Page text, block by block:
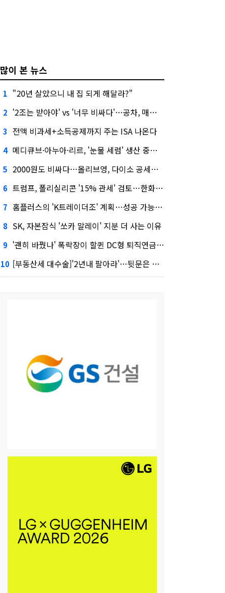
많이 본 뉴스
1 "20년 살았으니 내 집 되게 해달라?"
2 '2조는 받아야' vs '너무 비싸다'…공차, 매각 성공할까
3 전액 비과세+소득공제까지 주는 ISA 나온다
4 메디큐브·아누아·리르, '눈물 세럼' 생산 중단한다
5 2000원도 비싸다…올리브영, 다이소 공세에 '가성비'로 맞불
6 트럼프, 폴리실리콘 '15% 관세' 검토…한화큐셀·OCI 영향은?
7 홈플러스의 'K트레이더조' 계획…성공 가능성은 '글쎄'
8 SK, 자본잠식 '쏘카 말레이' 지분 더 사는 이유
9 '괜히 바꿨나' 폭락장이 할퀸 DC형 퇴직연금…전문가 조언은
10 [부동산세 대수술]'2년내 팔아라'…뒷문은 열었다